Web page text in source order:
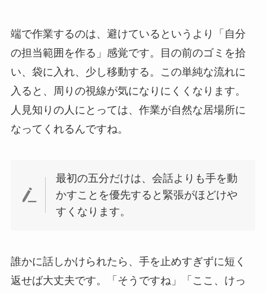
端で作業するのは、避けているというより「自分
の担当範囲を作る」感覚です。目の前のゴミを拾
い、袋に入れ、少し移動する。この単純な流れに
入ると、周りの視線が気になりにくくなります。
人見知りの人にとっては、作業が自然な居場所に
なってくれるんですね。
最初の五分だけは、会話よりも手を動
かすことを優先すると緊張がほどけや
すくなります。
誰かに話しかけられたら、手を止めすぎずに短く
返せば大丈夫です。「そうですね」「ここ、けっ